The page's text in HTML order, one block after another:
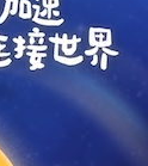
[0] 反对[0]